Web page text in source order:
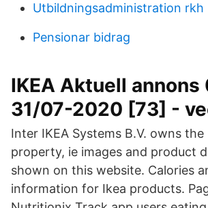
Utbildningsadministration rkh
Pensionar bidrag
IKEA Aktuell
31/07-2020 [73] -
Inter IKEA Systems B.V. owns
property, ie images and product
shown on this website. Calories
information for Ikea products.